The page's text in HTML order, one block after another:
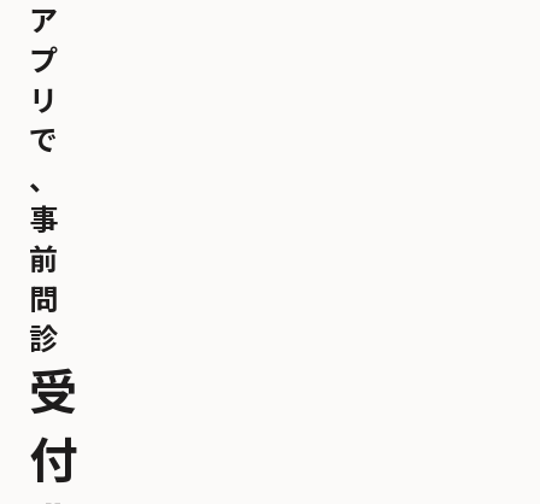
ア
プ
リ
で
、
事
前
問
診
受
付